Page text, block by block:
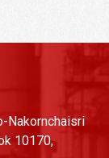
Nakornchaisri
10170,